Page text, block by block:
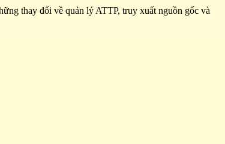
thay đổi về quản lý ATTP, truy xuất nguồn gốc và